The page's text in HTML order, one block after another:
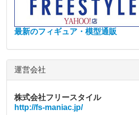
最新のフィギュア・模型通販
運営会社
株式会社フリースタイル
http://fs-maniac.jp/